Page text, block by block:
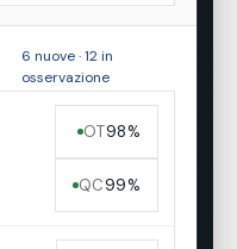
6 nuove · 12 in
osservazione
OT98%
QC99%